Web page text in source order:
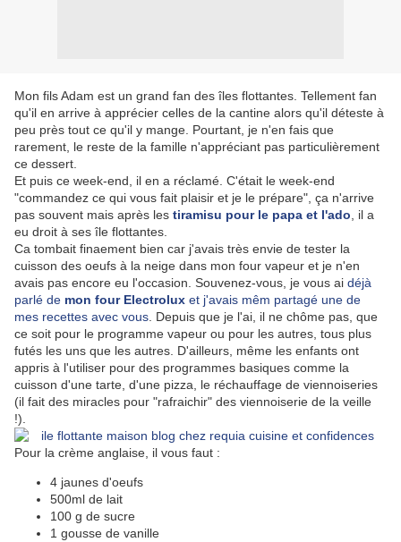
Mon fils Adam est un grand fan des îles flottantes. Tellement fan
qu'il en arrive à apprécier celles de la cantine alors qu'il déteste à
peu près tout ce qu'il y mange. Pourtant, je n'en fais que
rarement, le reste de la famille n'appréciant pas particulièrement
ce dessert.
Et puis ce week-end, il en a réclamé. C'était le week-end
"commandez ce qui vous fait plaisir et je le prépare", ça n'arrive
pas souvent mais après les tiramisu pour le papa et l'ado , il a
eu droit à ses île flottantes.
Ca tombait finaement bien car j'avais très envie de tester la
cuisson des oeufs à la neige dans mon four vapeur et je n'en
avais pas encore eu l'occasion. Souvenez-vous, je vous ai déjà
parlé de mon four Electrolux et j'avais mêm partagé une de
mes recettes avec vous . Depuis que je l'ai, il ne chôme pas, que
ce soit pour le programme vapeur ou pour les autres, tous plus
futés les uns que les autres. D'ailleurs, même les enfants ont
appris à l'utiliser pour des programmes basiques comme la
cuisson d'une tarte, d'une pizza, le réchauffage de viennoiseries
(il fait des miracles pour "rafraichir" des viennoiserie de la veille
!).
Pour la crème anglaise, il vous faut :
4 jaunes d'oeufs
500ml de lait
100 g de sucre
1 gousse de vanille